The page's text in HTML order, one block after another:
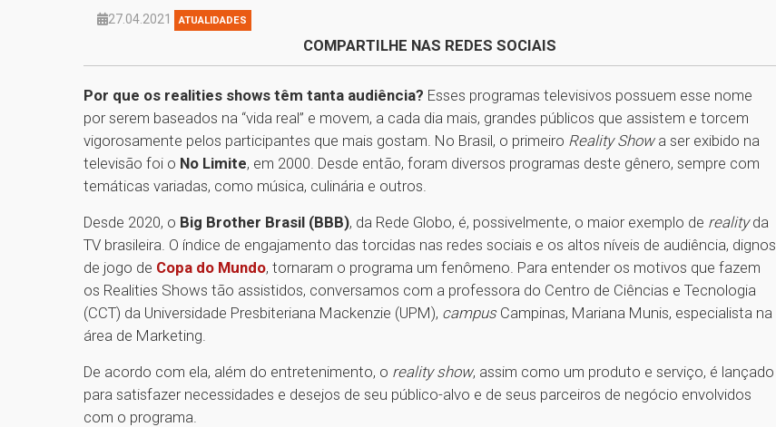
27.04.2021 ATUALIDADES
COMPARTILHE NAS REDES SOCIAIS
Por que os realities shows têm tanta audiência? Esses programas televisivos possuem esse nome
por serem baseados na “vida real” e movem, a cada dia mais, grandes públicos que assistem e torcem
vigorosamente pelos participantes que mais gostam. No Brasil, o primeiro Reality Showa ser exibido na
televisão foi o No Limite, em 2000. Desde então, foram diversos programas deste gênero, sempre com
temáticas variadas, como música, culinária e outros.
Desde 2020, o Big Brother Brasil (BBB), da Rede Globo, é, possivelmente, o maior exemplo de realityda
TV brasileira. O índice de engajamento das torcidas nas redes sociais e os altos níveis de audiência, dignos
de jogo de Copa do Mundo, tornaram o programa um fenômeno. Para entender os motivos que fazem
os Realities Shows tão assistidos, conversamos com a professora do Centro de Ciências e Tecnologia
(CCT) da Universidade Presbiteriana Mackenzie (UPM), campus Campinas, Mariana Munis, especialista na
área de Marketing.
De acordo com ela, além do entretenimento, o reality show, assim como um produto e serviço, é lançado
para satisfazer necessidades e desejos de seu público-alvo e de seus parceiros de negócio envolvidos
com o programa.